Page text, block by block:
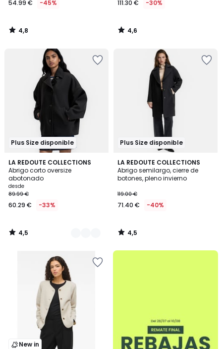
en
de
99.99
descuento
54.99 € -45%
4,8
/
111.30 € -30%
4,6
/
Plus Size disponible
LA REDOUTE COLLECTIONS
Abrigo corto oversize
abotonado
desde
89.99 €
60.29 € -33%
4,5
/ 5
2
Colores
4,5
/
Plus Size disponible
LA REDOUTE COLLECTIONS
Abrigo semilargo, cierre de
botones, pleno invierno
119.00 €
71.40 € -40%
4,5
/ 5
4,5
/
New in
.